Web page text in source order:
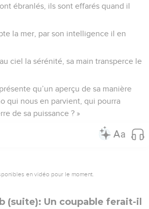
ébranlés, ils sont effarés quand il
la mer, par son intelligence il en
ciel la sérénité, sa main transperce le
qu’un aperçu de sa manière
qui nous en parvient, qui pourra
de sa puissance ? »
en vidéo pour le moment.
(suite): Un coupable ferait-il